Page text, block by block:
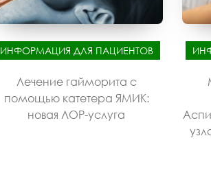
ИНФОРМАЦИЯ ДЛЯ ПАЦИЕНТОВ
Лечение гайморита с
помощью катетера ЯМИК:
новая ЛОР-услуга